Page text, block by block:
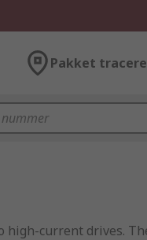
Pakket
current drives.